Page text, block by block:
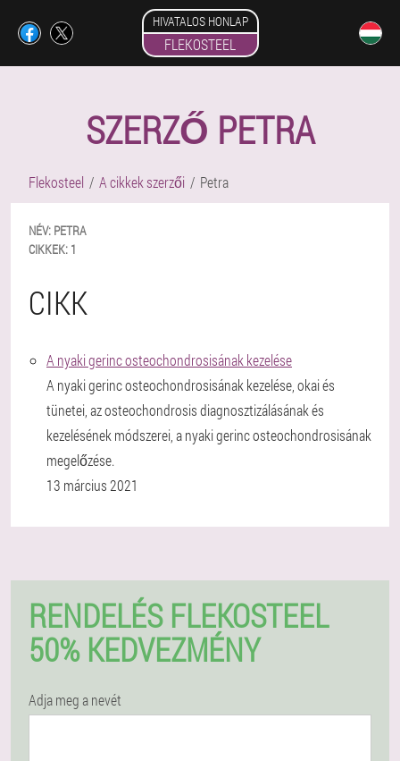
HIVATALOS HONLAP
FLEKOSTEEL
SZERZŐ PETRA
Flekosteel A cikkek szerzői Petra
NÉV: PETRA
CIKKEK: 1
CIKK
A nyaki gerinc osteochondrosisának kezelése
A nyaki gerinc osteochondrosisának kezelése, okai és
tünetei, az osteochondrosis diagnosztizálásának és
kezelésének módszerei, a nyaki gerinc osteochondrosisának
megelőzése.
13 március 2021
RENDELÉS FLEKOSTEEL
50% KEDVEZMÉNY
Adja meg a nevét